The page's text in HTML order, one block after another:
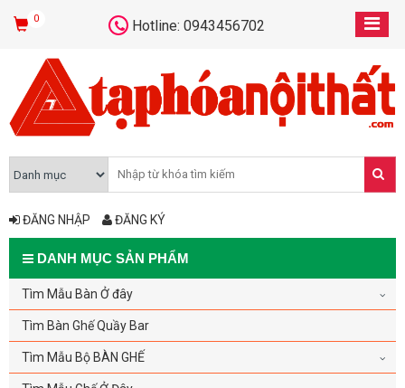
0 Hotline: 0943456702
ĐĂNG NHẬP ĐĂNG KÝ
DANH MỤC SẢN PHẨM
Tìm Mẫu Bàn Ở đây
Tìm Bàn Ghế Quầy Bar
Tìm Mẫu Bộ BÀN GHẾ